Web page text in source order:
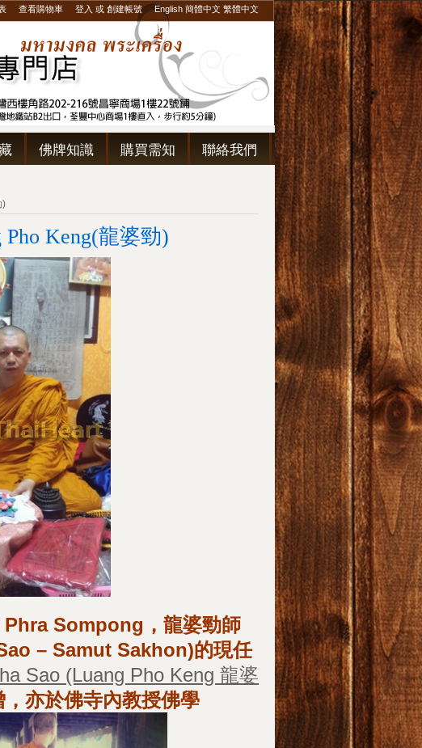
查看購物車 登入 或 創建帳號 English 簡體中文 繁體中文
佛牌知識 購買需知 聯絡我們
)
Keng(龍婆勁)
Sompong，龍婆勁師
– Samut Sakhon)的現任
Sao (Luang Pho Keng 龍婆
亦於佛寺內教授佛學